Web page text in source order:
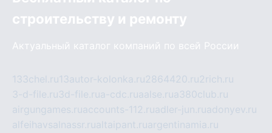
строительству и ремонту
Актуальный каталог компаний по всей России
133chel.ru13autor-kolonka.ru2864420.ru2rich.ru
3-d-file.ru3d-file.rua-cdc.ruaalse.rua380club.ru
airgungames.ruaccounts-112.ruadler-jun.ruadonyev.ru
alfeihavsalnassr.rualtaipant.ruargentinamia.ru